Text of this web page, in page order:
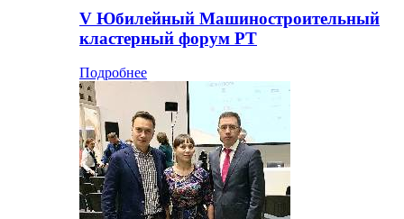
V Юбилейный Машиностроительный
кластерный форум РТ
Подробнее